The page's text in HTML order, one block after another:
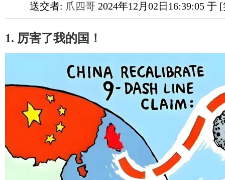
送交者: 爪四哥 2024年12月02日16:39:05 于
1. 厉害了我的国！